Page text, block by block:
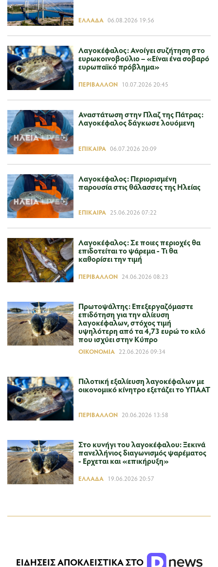
ΕΛΛΆΔΑ 06.08.2026 19:56
Λαγοκέφαλος: Ανοίγει συζήτηση στο
ευρωκοινοβούλιο – «Είναι ένα σοβαρό
ευρωπαϊκό πρόβλημα»
ΠΕΡΙΒΆΛΛΟΝ 10.07.2026 20:45
Αναστάτωση στην Πλαζ της Πάτρας:
Λαγοκέφαλος δάγκωσε λουόμενη
ΕΠΊΚΑΙΡΑ 06.07.2026 20:09
Λαγοκέφαλος: Περιορισμένη
παρουσία στις θάλασσες της Ηλείας
ΕΠΊΚΑΙΡΑ 25.06.2026 07:22
Λαγοκέφαλος: Σε ποιες περιοχές θα
επιδοτείται το ψάρεμα - Τι θα
καθορίσει την τιμή
ΠΕΡΙΒΆΛΛΟΝ 24.06.2026 08:23
Πρωτοψάλτης: Επεξεργαζόμαστε
επιδότηση για την αλίευση
λαγοκέφαλων, στόχος τιμή
υψηλότερη από τα 4,73 ευρώ το κιλό
που ισχύει στην Κύπρο
ΟΙΚΟΝΟΜΊΑ 22.06.2026 09:34
Πιλοτική εξαλίευση λαγοκέφαλων με
οικονομικό κίνητρο εξετάζει το ΥΠΑΑΤ
ΠΕΡΙΒΆΛΛΟΝ 20.06.2026 13:58
Στο κυνήγι του λαγοκέφαλου: Ξεκινά
πανελλήνιος διαγωνισμός ψαρέματος
- Ερχεται και «επικήρυξη»
ΕΛΛΆΔΑ 19.06.2026 20:57
ΕΙΔΗΣΕΙΣ ΑΠΟΚΛΕΙΣΤΙΚΑ ΣΤΟ